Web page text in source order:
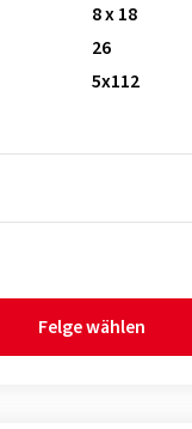
8 x 18
26
5x112
Felge wählen